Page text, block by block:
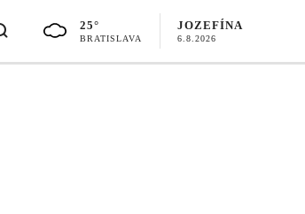
25°
BRATISLAVA
JOZEFÍNA
6.8.2026